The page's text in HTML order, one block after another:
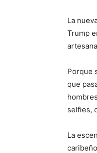
La
Trump
Porque
que
selfies,
La